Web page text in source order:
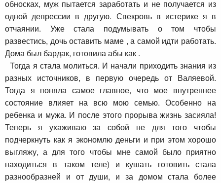
обносках, муж пытается заработать и не получается из
одной депрессии в другую. Свекровь в истерике я в
отчаянии. Уже стала подумывать о том чтобы
развестись, дочь оставить маме , а самой идти работать.
Дома был бардак, готовила абы как .
Тогда я стала молиться. И начали приходить знания из
разных источников, в первую очередь от Валяевой.
Тогда я поняла самое главное, что мое внутреннее
состояние влияет на всю мою семью. Особенно на
ребенка и мужа. И после этого прорыва жизнь засияла!
Теперь я ухаживаю за собой не для того чтобы
подчеркнуть как я экономлю деньги и при этом хорошо
выгляжу, а для того чтобы мне самой было приятно
находиться в таком теле) и кушать готовить стала
разнообразней и от души, и за домом стала более